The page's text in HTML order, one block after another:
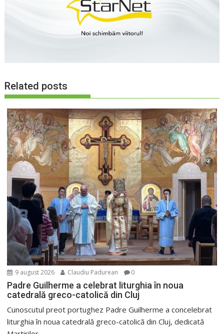
Related posts
9 august 2026 Claudiu Padurean 0
Padre Guilherme a celebrat liturghia în noua
catedrală greco-catolică din Cluj
Cunoscutul preot portughez Padre Guilherme a concelebrat
liturghia în noua catedrală greco-catolică din Cluj, dedicată